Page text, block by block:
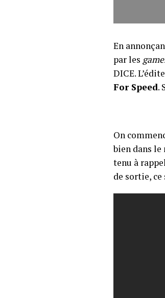
En
par les
DICE.
For Speed.
On
bien dans le
tenu à
de sortie, ce